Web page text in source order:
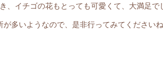
、イチゴの花もとっても可愛くて、大満足
が多いようなので、是非行ってみてください